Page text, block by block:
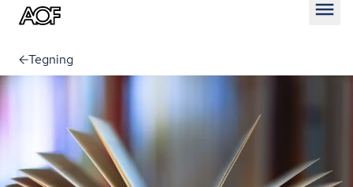
Tegning